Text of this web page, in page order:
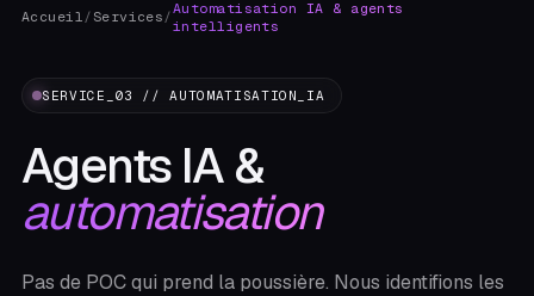
Accueil / Services /Automatisation IA & agents
intelligents
SERVICE_03 // AUTOMATISATION_IA
Agents IA &
automatisation
Pas de POC qui prend la poussière. Nous identifions les